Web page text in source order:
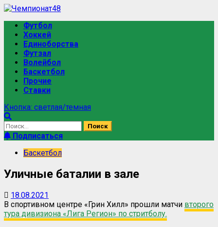
Перейти
содержимому
Основное
меню
Футбол
Хоккей
Единоборства
Футзал
Волейбол
Баскетбол
Прочие
Ставки
Кнопка: светлая/темная
Найти:
Подписаться
Баскетбол
Уличные баталии в зале
18.08.2021
В спортивном центре «Грин Хилл» прошли матчи второго
тура дивизиона «Лига Регион» по стритболу.